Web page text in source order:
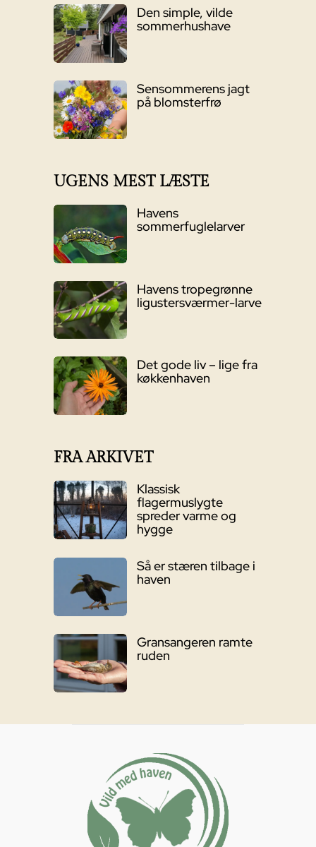
Den simple, vilde
sommerhushave
Sensommerens jagt
på blomsterfrø
UGENS MEST LÆSTE
Havens
sommerfuglelarver
Havens tropegrønne
ligustersværmer-larve
Det gode liv – lige fra
køkkenhaven
FRA ARKIVET
Klassisk
flagermuslygte
spreder varme og
hygge
Så er stæren tilbage i
haven
Gransangeren ramte
ruden